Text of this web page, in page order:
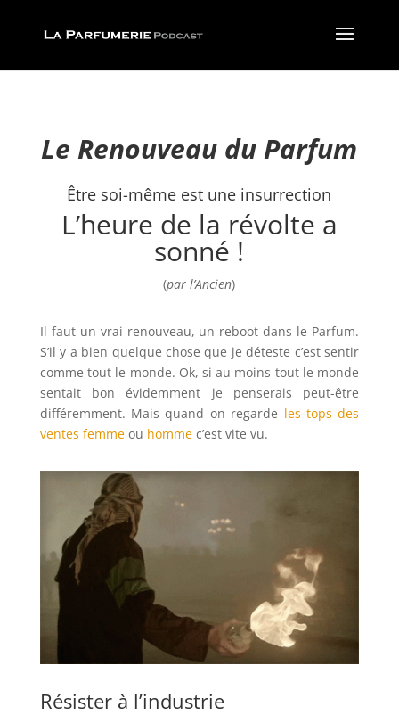
Le Renouveau du Parfum
Être soi-même est une insurrection
L’heure de la révolte a
sonné !
(par l’Ancien)
Il faut un vrai renouveau, un reboot dans le Parfum.
S’il y a bien quelque chose que je déteste c’est sentir
comme tout le monde. Ok, si au moins tout le monde
sentait bon évidemment je penserais peut-être
différemment. Mais quand on regarde les tops des
ventes femmeou hommec’est vite vu.
Résister à l’industrie